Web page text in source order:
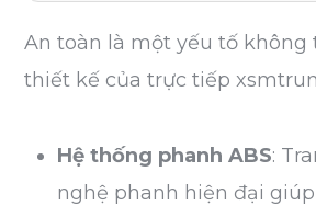
An toàn là một yếu tố không
thiết kế của trực tiếp
Hệ thống phanh ABS:
nghệ phanh hiện đại